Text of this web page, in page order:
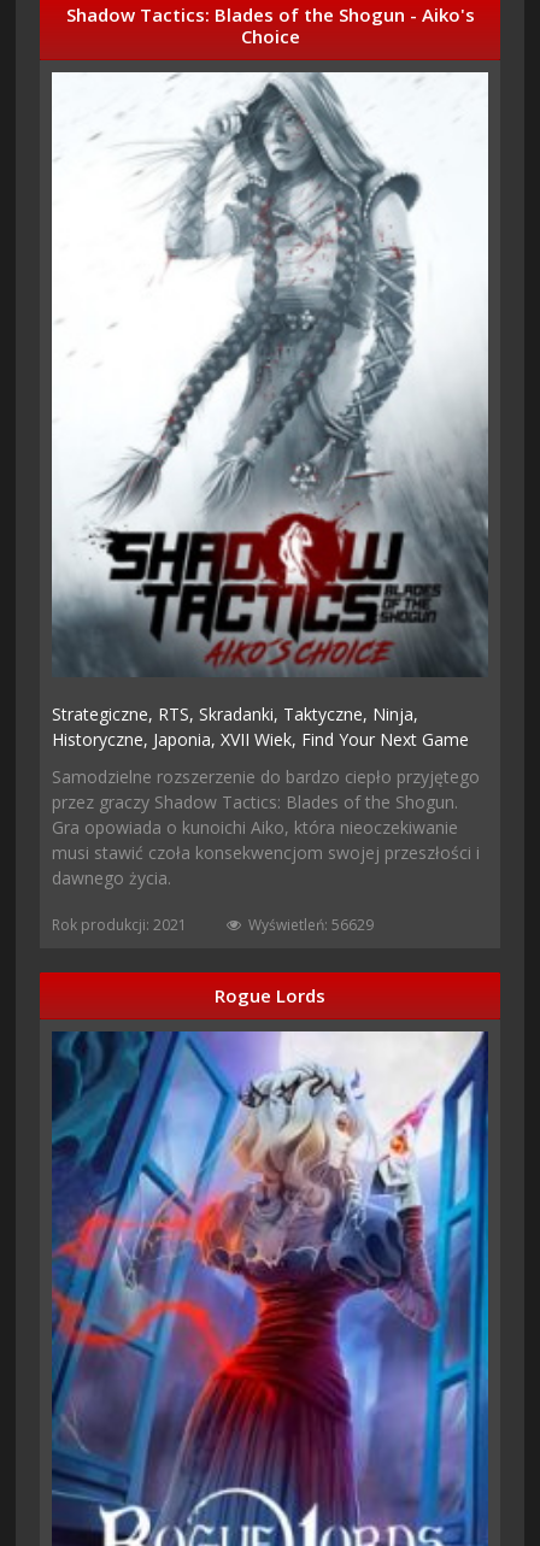
Shadow Tactics: Blades of the Shogun - Aiko's
Choice
Strategiczne, RTS,Skradanki, Taktyczne, Ninja,
Historyczne, Japonia,XVII Wiek, Find Your Next Game
Samodzielne rozszerzenie do bardzo ciepło przyjętego
przez graczy Shadow Tactics: Blades of the Shogun.
Gra opowiada o kunoichi Aiko, która nieoczekiwanie
musi stawić czoła konsekwencjom swojej przeszłości i
dawnego życia.
Rok produkcji: 2021 Wyświetleń: 56629
Rogue Lords